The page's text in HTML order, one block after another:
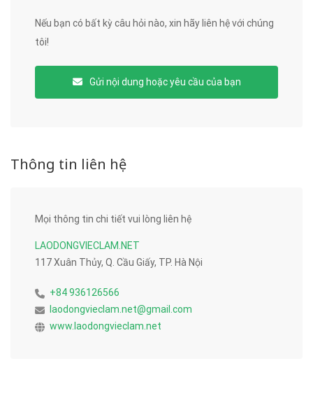
Nếu bạn có bất kỳ câu hỏi nào, xin hãy liên hệ với chúng
tôi!
Gửi nội dung hoặc yêu cầu của bạn
Thông tin liên hệ
Mọi thông tin chi tiết vui lòng liên hệ
LAODONGVIECLAM.NET
117 Xuân Thủy, Q. Cầu Giấy, TP. Hà Nội
+84 936126566
laodongvieclam.net@gmail.com
www.laodongvieclam.net